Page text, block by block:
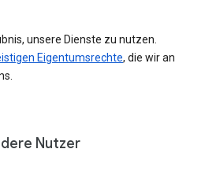
unsere Dienste zu nutzen.
Eigentumsrechte, die wir an
Nutzer